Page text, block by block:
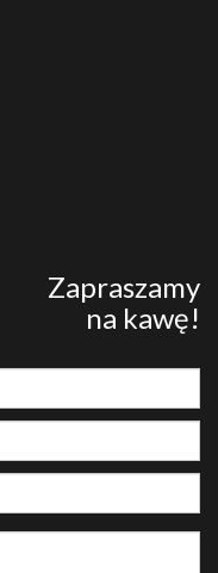
Zapraszamy
na kawę!